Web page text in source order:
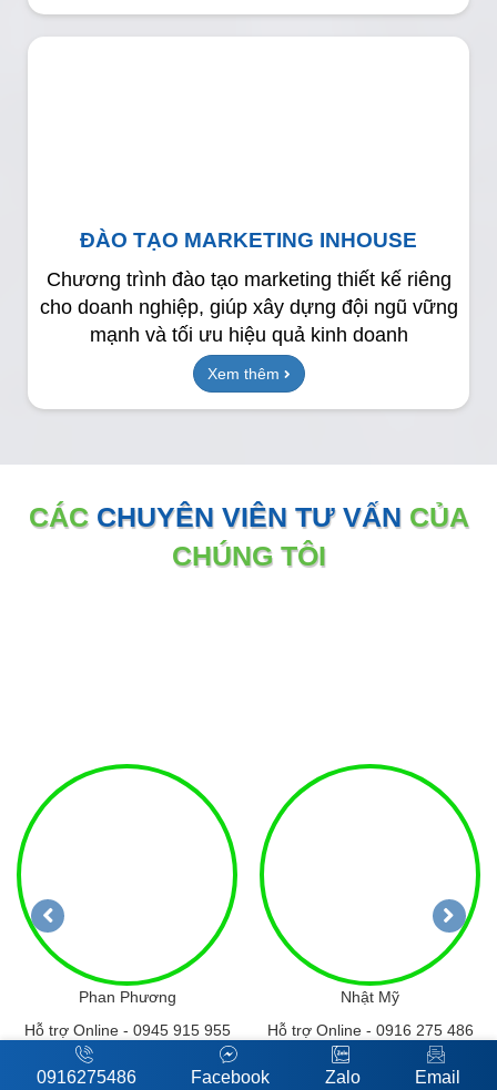
ĐÀO TẠO MARKETING INHOUSE
Chương trình đào tạo marketing thiết kế riêng
cho doanh nghiệp, giúp xây dựng đội ngũ vững
mạnh và tối ưu hiệu quả kinh doanh
Xem thêm
CÁC CHUYÊN VIÊN TƯ VẤN CỦA
CHÚNG TÔI
Phan Phương
Hỗ trợ Online - 0945 915 955
Nhật Mỹ
Hỗ trợ Online - 0916 275 486
0916275486 Facebook Zalo Email